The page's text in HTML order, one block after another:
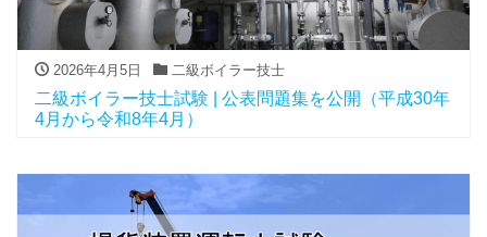
2026年4月5日 二級ボイラー技士
二級ボイラー技士試験 | 公表問題集を公開（平成30年
4月から令和8年4月）